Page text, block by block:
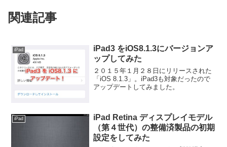
関連記事
iPad
iPad3 をiOS8.1.3にバージョンア
ップしてみた
２０１５年１月２８日にリリースされた
「iOS 8.1.3」。iPad3も対象だったので
アップデートしてみました。
iPad
iPad Retina ディスプレイモデル
（第４世代）の整備済製品の初期
設定をしてみた